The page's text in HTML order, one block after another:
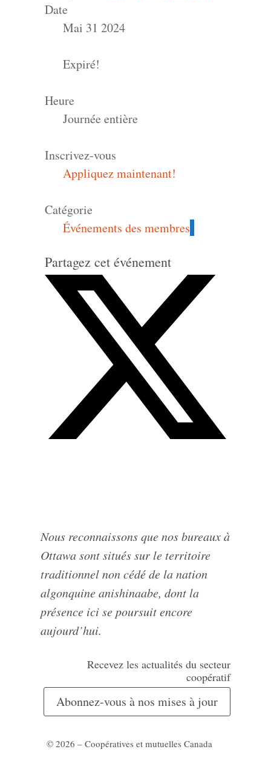
Date
Mai 31 2024
Expiré!
Heure
Journée entière
Inscrivez-vous
Appliquez maintenant!
Catégorie
Événements des membres
Partagez cet événement
Nous reconnaissons que nos bureaux à
Ottawa sont situés sur le territoire
traditionnel non cédé de la nation
algonquine anishinaabe, dont la
présence ici se poursuit encore
aujourd’hui.
Recevez les actualités du secteur
coopératif
Abonnez-vous à nos mises à jour
© 2026 – Coopératives et mutuelles Canada